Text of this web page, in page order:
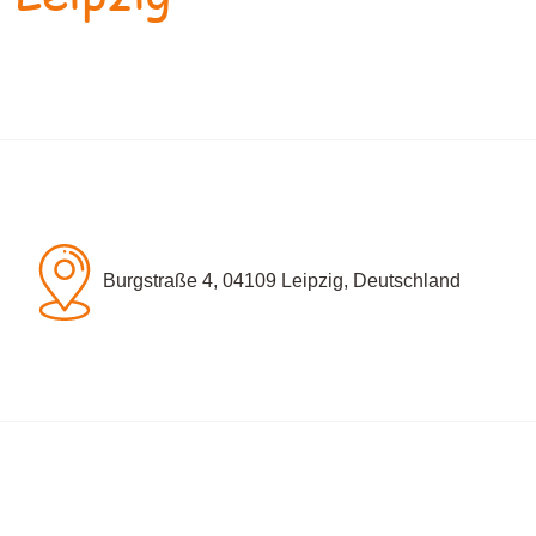
Burgstraße 4, 04109 Leipzig, Deutschland